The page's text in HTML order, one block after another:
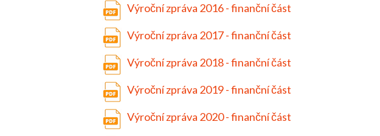
Výroční zpráva 2016 - finanční část
Výroční zpráva 2017 - finanční část
Výroční zpráva 2018 - finanční část
Výroční zpráva 2019 - finanční část
Výroční zpráva 2020 - finanční část